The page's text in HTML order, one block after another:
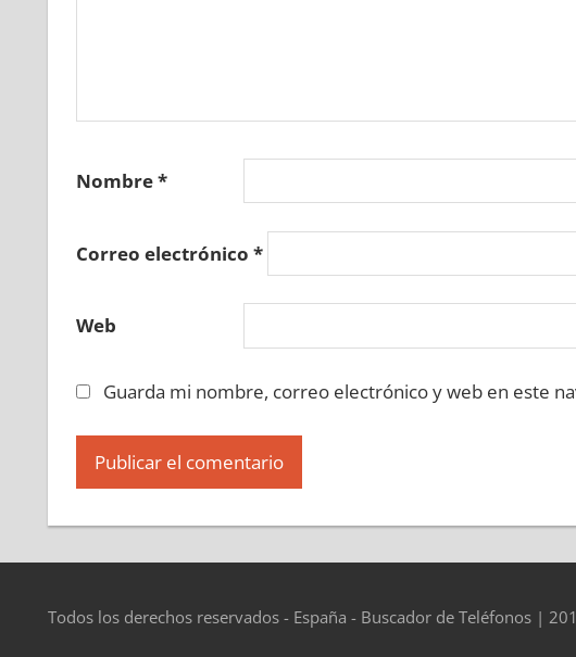
Nombre*
Correo electrónico *
Web
Guarda mi nombre, correo electrónico y web en este
Todos los derechos reservados - España - Buscador de Teléfonos |